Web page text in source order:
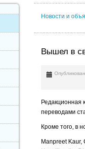
Новости и
Вышел в
Редакционная
переводами
Кроме того, в
Manpreet Kaur,